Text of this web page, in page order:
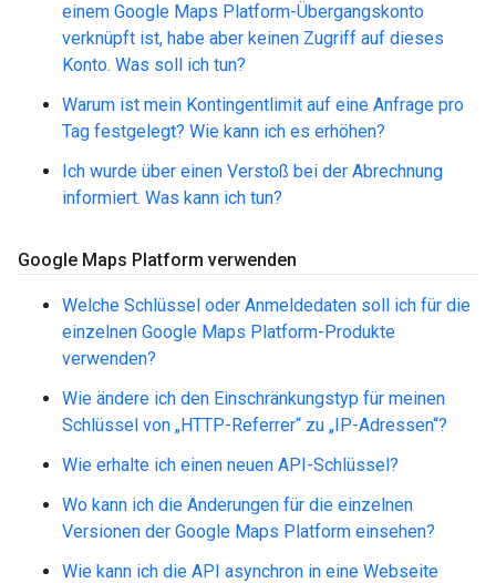
einem Google Maps Platform-Übergangskonto
verknüpft ist, habe aber keinen Zugriff auf dieses
Konto. Was soll ich tun?
Warum ist mein Kontingentlimit auf eine Anfrage pro
Tag festgelegt? Wie kann ich es erhöhen?
Ich wurde über einen Verstoß bei der Abrechnung
informiert. Was kann ich tun?
Google Maps Platform verwenden
Welche Schlüssel oder Anmeldedaten soll ich für die
einzelnen Google Maps Platform-Produkte
verwenden?
Wie ändere ich den Einschränkungstyp für meinen
Schlüssel von „HTTP-Referrer“ zu „IP-Adressen“?
Wie erhalte ich einen neuen API-Schlüssel?
Wo kann ich die Änderungen für die einzelnen
Versionen der Google Maps Platform einsehen?
Wie kann ich die API asynchron in eine Webseite